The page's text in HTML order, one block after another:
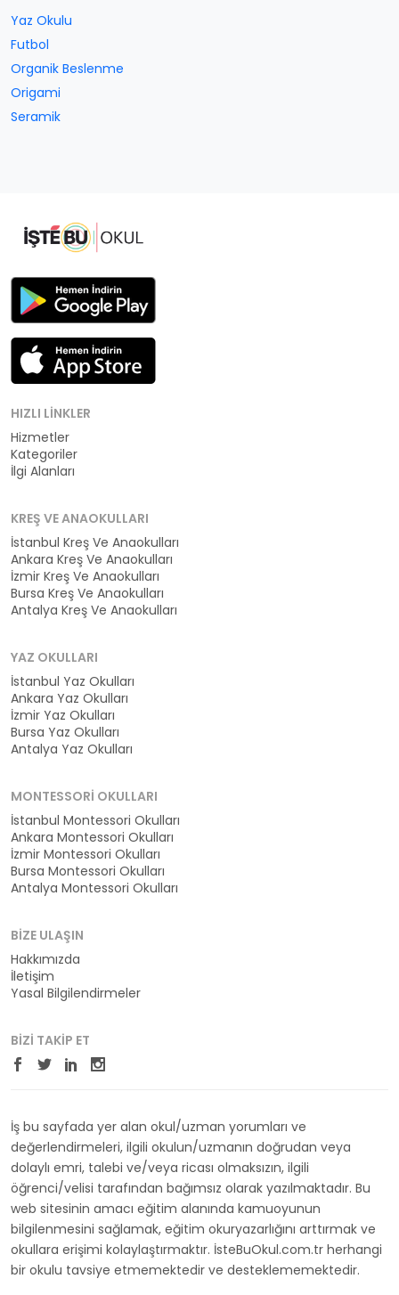
Yaz Okulu
Futbol
Organik Beslenme
Origami
Seramik
HIZLI LINKLER
Hizmetler
Kategoriler
İlgi Alanları
KREŞ VE ANAOKULLARI
İstanbul Kreş Ve Anaokulları
Ankara Kreş Ve Anaokulları
İzmir Kreş Ve Anaokulları
Bursa Kreş Ve Anaokulları
Antalya Kreş Ve Anaokulları
YAZ OKULLARI
İstanbul Yaz Okulları
Ankara Yaz Okulları
İzmir Yaz Okulları
Bursa Yaz Okulları
Antalya Yaz Okulları
MONTESSORI OKULLARI
İstanbul Montessori Okulları
Ankara Montessori Okulları
İzmir Montessori Okulları
Bursa Montessori Okulları
Antalya Montessori Okulları
BIZE ULAŞIN
Hakkımızda
İletişim
Yasal Bilgilendirmeler
BIZI TAKIP ET
İş bu sayfada yer alan okul/uzman yorumları ve
değerlendirmeleri, ilgili okulun/uzmanın doğrudan veya
dolaylı emri, talebi ve/veya ricası olmaksızın, ilgili
öğrenci/velisi tarafından bağımsız olarak yazılmaktadır. Bu
web sitesinin amacı eğitim alanında kamuoyunun
bilgilenmesini sağlamak, eğitim okuryazarlığını arttırmak ve
okullara erişimi kolaylaştırmaktır. İsteBuOkul.com.tr herhangi
bir okulu tavsiye etmemektedir ve desteklememektedir.